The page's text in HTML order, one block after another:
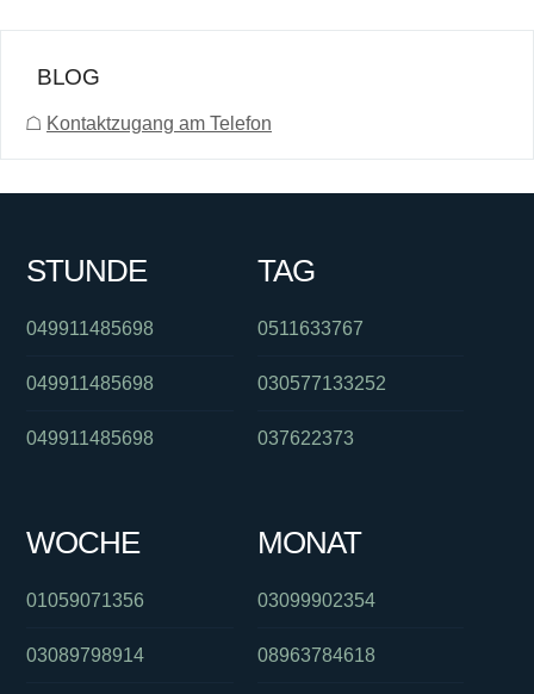
BLOG
☖ Kontaktzugang am Telefon
STUNDE
049911485698
049911485698
049911485698
TAG
0511633767
030577133252
037622373
WOCHE
01059071356
03089798914
MONAT
03099902354
08963784618